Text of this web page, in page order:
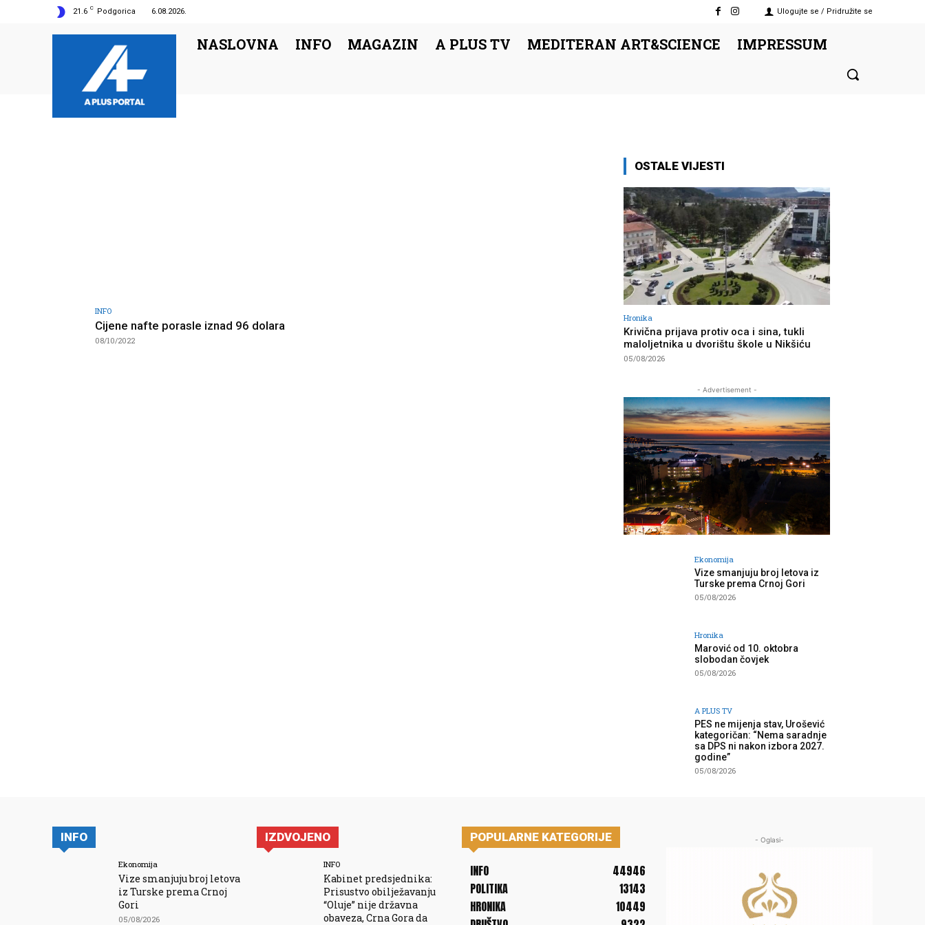
21.6 C Podgorica 6.08.2026. Ulogujte se / Pridružite se
NASLOVNA INFO MAGAZIN A PLUS TV MEDITERAN ART&SCIENCE IMPRESSUM
INFO
Cijene nafte porasle iznad 96 dolara
08/10/2022
OSTALE VIJESTI
Hronika
Krivična prijava protiv oca i sina, tukli
maloljetnika u dvorištu škole u Nikšiću
05/08/2026
- Advertisement -
Ekonomija
Vize smanjuju broj letova iz
Turske prema Crnoj Gori
05/08/2026
Hronika
Marović od 10. oktobra
slobodan čovjek
05/08/2026
A PLUS TV
PES ne mijenja stav, Urošević
kategoričan: “Nema saradnje
sa DPS ni nakon izbora 2027.
godine”
05/08/2026
INFO
Ekonomija
Vize smanjuju broj letova
iz Turske prema Crnoj
Gori
05/08/2026
IZDVOJENO
INFO
Kabinet predsjednika:
Prisustvo obilježavanju
“Oluje” nije državna
obaveza, Crna Gora da
POPULARNE KATEGORIJE
INFO
44946
POLITIKA
13143
HRONIKA
10449
- Oglasi-